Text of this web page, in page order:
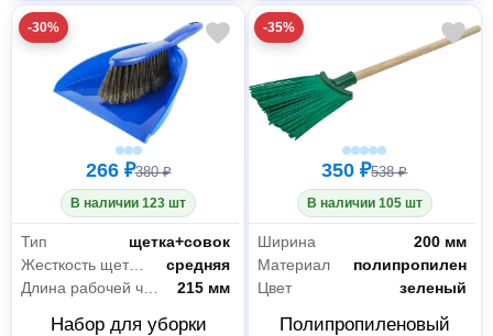
-30%
266 ₽380 ₽
В наличии 123 шт
Тип
щетка+совок
Жесткость щетины
средняя
215 мм
Набор для уборки
-35%
350 ₽538 ₽
В наличии 105 шт
Ширина
200 мм
Материал
полипропилен
Цвет
зеленый
Полипропиленовый